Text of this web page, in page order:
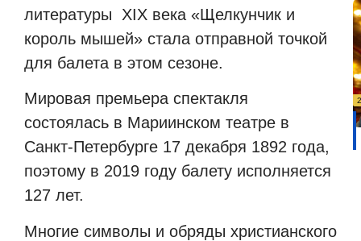
литературы
XIX века «Щелкунчик и
король мышей» стала отправной точкой
для балета в этом сезоне.
Мировая премьера спектакля
состоялась в Мариинском театре в
Санкт-Петербурге 17 декабря 1892 года,
поэтому в 2019 году балету исполняется
127 лет.
Многие символы и обряды христианского